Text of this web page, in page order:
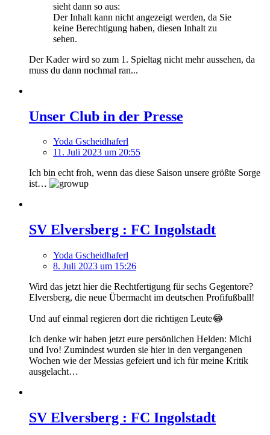
sieht dann so aus:
Der Inhalt kann nicht angezeigt werden, da Sie
keine Berechtigung haben, diesen Inhalt zu
sehen.
Der Kader wird so zum 1. Spieltag nicht mehr aussehen, da
muss du dann nochmal ran...
Unser Club in der Presse
Yoda Gscheidhaferl
11. Juli 2023 um 20:55
Ich bin echt froh, wenn das diese Saison unsere größte Sorge
ist…
SV Elversberg : FC Ingolstadt
Yoda Gscheidhaferl
8. Juli 2023 um 15:26
Wird das jetzt hier die Rechtfertigung für sechs Gegentore?
Elversberg, die neue Übermacht im deutschen Profifußball!
Und auf einmal regieren dort die richtigen Leute😂
Ich denke wir haben jetzt eure persönlichen Helden: Michi
und Ivo! Zumindest wurden sie hier in den vergangenen
Wochen wie der Messias gefeiert und ich für meine Kritik
ausgelacht…
SV Elversberg : FC Ingolstadt